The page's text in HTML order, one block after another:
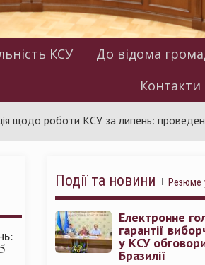
КСУ До відома
Контакти
роботи КСУ за липень: проведено 94
Події та новини Резюме
Електронне
гарантії
у КСУ
Бразилії